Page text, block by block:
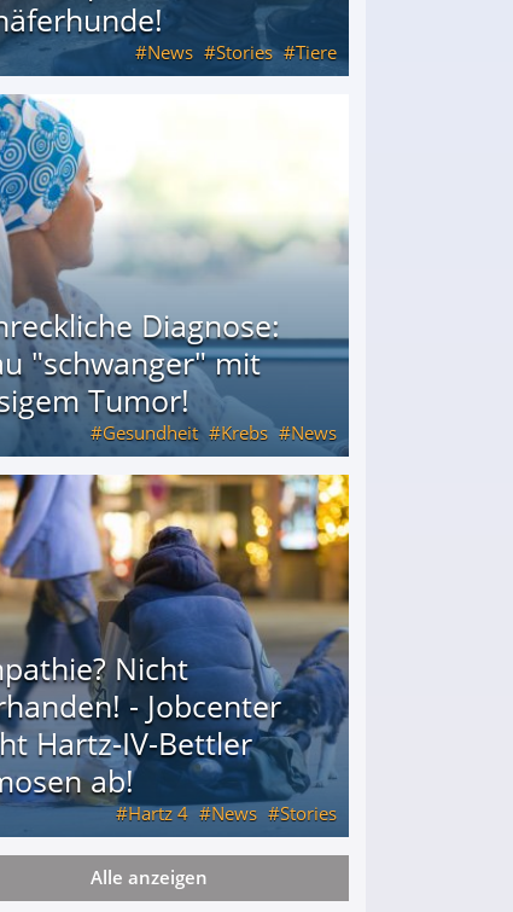
News Stories Tiere
tapferer Schäferhunde!
Diagnose:
"schwanger" mit
Tumor!
Gesundheit Krebs News
Tumor!
Nicht
- Jobcenter
Hartz-IV-Bettler
ab!
Hartz 4 News Stories
IV-Bettler Almosen ab!
Alle anzeigen